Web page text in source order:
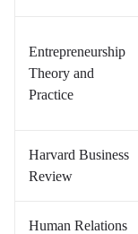
Entrepreneurship
Theory and
Practice
Harvard Business
Review
Human Relations